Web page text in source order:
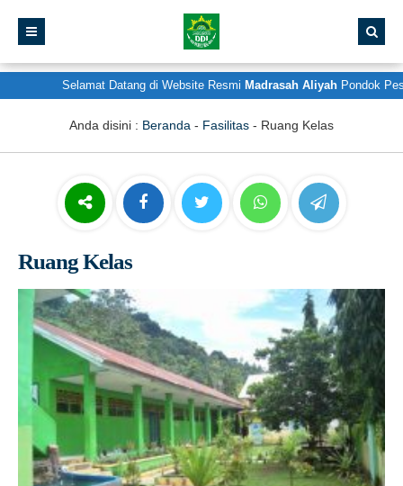
Selamat Datang di Website ResmiMadrasah AliyahPondok
Anda disini : Beranda - Fasilitas - Ruang Kelas
Ruang Kelas